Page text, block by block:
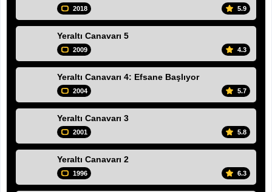
2018 5.9
Yeraltı Canavarı 5
2009 4.3
Yeraltı Canavarı 4: Efsane Başlıyor
2004 5.7
Yeraltı Canavarı 3
2001 5.8
Yeraltı Canavarı 2
1996 6.3